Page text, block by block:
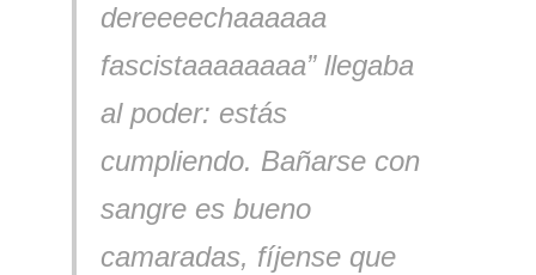
dereeeechaaaaaa
fascistaaaaaaaa” llegaba
al poder: estás
cumpliendo. Bañarse con
sangre es bueno
camaradas, fíjense que